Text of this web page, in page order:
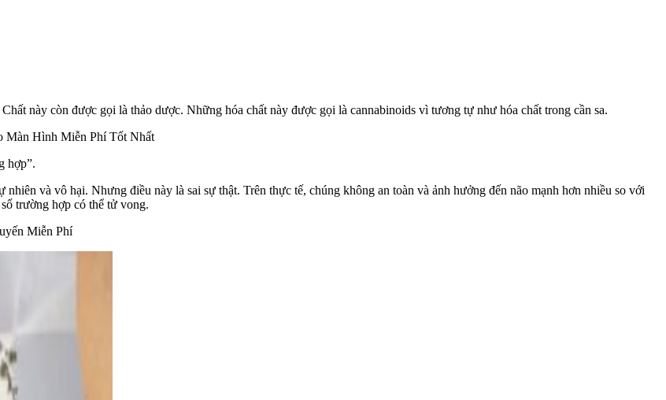
này còn được gọi là thảo dược. Những hóa chất này được gọi là cannabinoids vì tương tự như hóa chất trong cần sa.
Màn Hình Miễn Phí Tốt Nhất
hợp”.
và vô hại. Nhưng điều này là sai sự thật. Trên thực tế, chúng không an toàn và ảnh hưởng đến não mạnh hơn nhiều so với
trường hợp có thể tử vong.
Miễn Phí